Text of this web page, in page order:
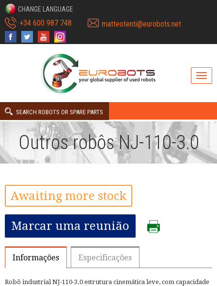
CHANGE LANGUAGE
+34 600 987 748 matteotenti@eurobots.net
SEARCH ROBOTS OR SPARE PARTS
Outros robôs NJ-110-3.0
Awaiting more stock
Marcar uma reunião
Informações Especificações
Robô industrial NJ-110-3.0 estrutura cinemática leve, com capacidade